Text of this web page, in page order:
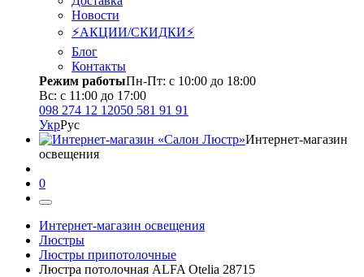
Новости
⚡АКЦИИ/СКИДКИ⚡
Блог
Контакты
Режим работыПн-Пт: с 10:00 до 18:00
Вс: с 11:00 до 17:00
098 274 12 12050 581 91 91
УкрРус
Интернет-магазин
освещения
0
Интернет-магазин освещения
Люстры
Люстры припотолочные
Люстра потолочная ALFA Otelia 28715